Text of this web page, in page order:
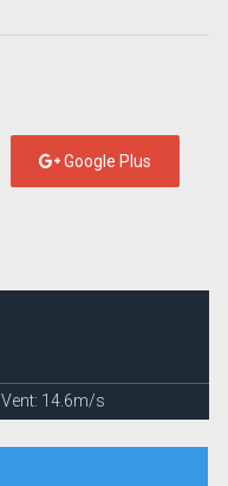
Google Plus
Vent: 14.6m/s